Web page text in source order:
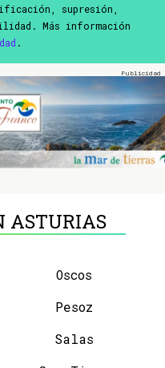
supresión,
Más información
.
ASTURIAS
Oscos
Pesoz
Salas